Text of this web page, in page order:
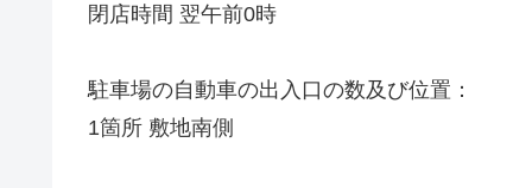
閉店時間 翌午前0時
駐車場の自動車の出入口の数及び位置：
1箇所 敷地南側